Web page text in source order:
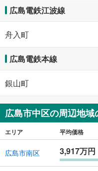
広島電鉄江波線
舟入町
広島電鉄本線
銀山町
広島市中区の周辺地域
エリア 平均価格
広島市南区 3,917万円